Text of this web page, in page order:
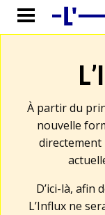
À partir du
nouvelle
directement
D’ici-là,
L’Influx ne